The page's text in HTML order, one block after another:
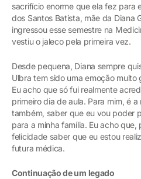
sacrifício enorme que ela fez para
dos Santos Batista, mãe da Diana
ingressou esse semestre na
vestiu o jaleco pela primeira vez.
Desde pequena, Diana sempre
Ulbra tem sido uma emoção muito
Eu acho que só fui realmente
primeiro dia de aula. Para mim, é
também, saber que eu vou poder
para a minha família. Eu acho que,
felicidade saber que eu estou
futura médica.
Continuação de um legado